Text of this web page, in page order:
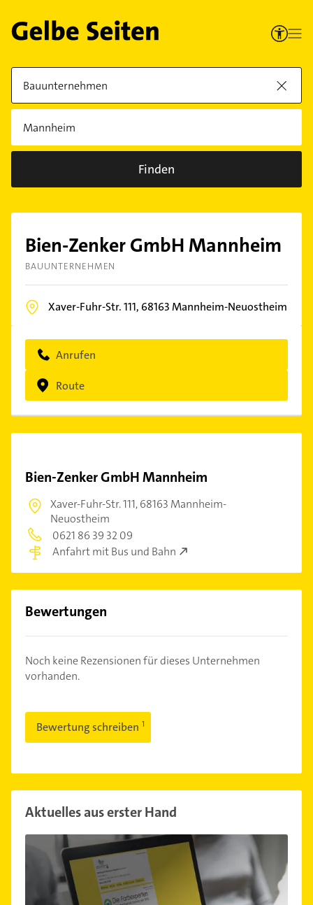
Finden
Bien-Zenker GmbH Mannheim
BAUUNTERNEHMEN
Xaver-Fuhr-Str. 111, 68163Mannheim-Neuostheim
Anrufen
Route
Bien-Zenker GmbH Mannheim
Xaver-Fuhr-Str. 111,68163 Mannheim-
Neuostheim
0621 86 39 32 09
Anfahrt mit Bus und Bahn
Bewertungen
Noch keine Rezensionen für dieses Unternehmen
vorhanden.
Bewertung schreiben
Aktuelles aus erster Hand